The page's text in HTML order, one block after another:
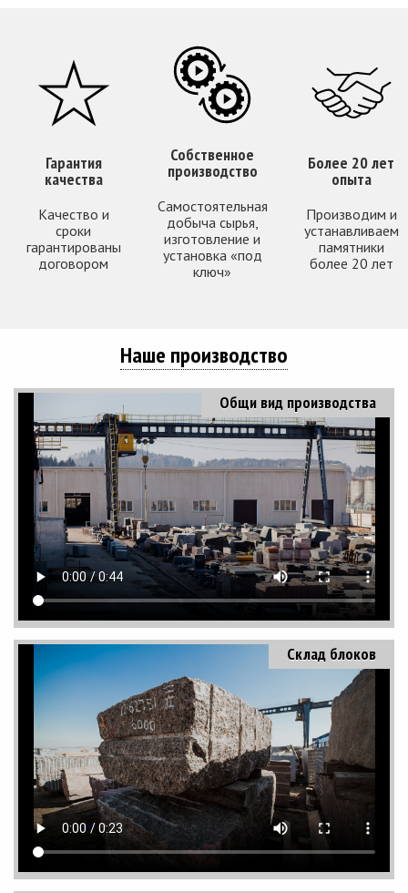
Гарантия
качества
Качество и
сроки
гарантированы
договором
Собственное
производство
Самостоятельная
добыча сырья,
изготовление и
установка «под
ключ»
Более 20 лет
опыта
Производим и
устанавливаем
памятники
более 20 лет
Наше производство
Общи вид производства
Склад блоков